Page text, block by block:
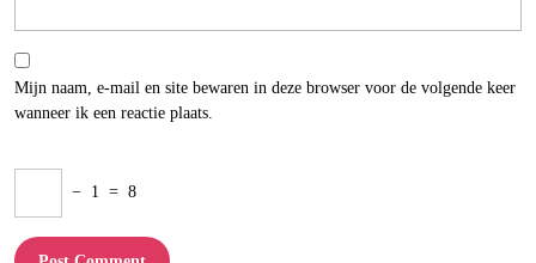
Mijn naam, e-mail en site bewaren in deze browser voor de volgende keer
wanneer ik een reactie plaats.
− 1 = 8